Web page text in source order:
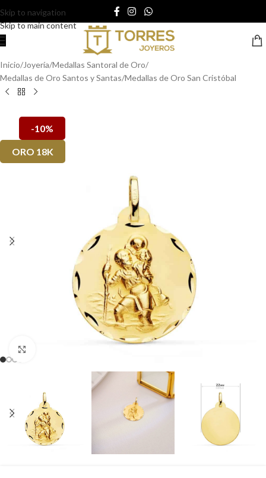
Skip to navigation
Skip to main content
Inicio/Joyería/Medallas Santoral de Oro/
Medallas de Oro Santos y Santas/Medallas de Oro San Cristóbal
-10%
ORO 18K